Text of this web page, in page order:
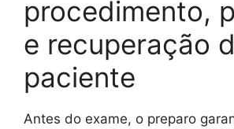
procedimento,
e recuperação
paciente
Antes do exame, o preparo